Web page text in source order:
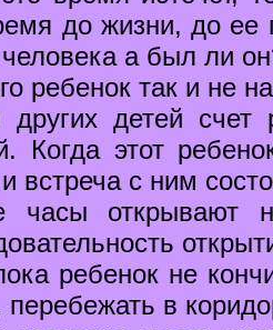
до жизни, до ее
а был ли
ребенок так и не
детей счет
Когда этот
встреча с ним
часы открывают
ребенок не
перебежать в